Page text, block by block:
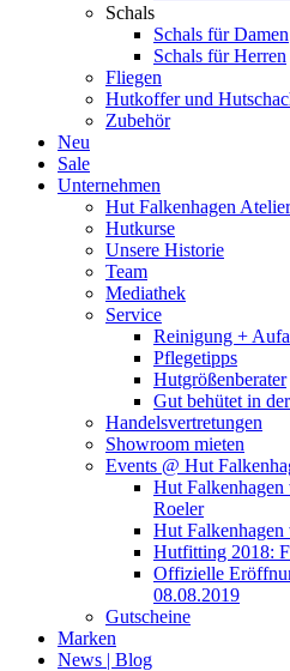
Schals
Schals für Damen
Schals für Herren
Fliegen
Hutkoffer und
Zubehör
Neu
Sale
Unternehmen
Hut Falkenhagen Atelier
Hutkurse
Unsere Historie
Team
Mediathek
Service
Reinigung +
Pflegetipps
Hutgrößenberater
Gut behütet in
Handelsvertretungen
Showroom mieten
Events @ Hut
Hut
Roeler
Hut
Hutfitting 2018:
Offizielle
08.08.2019
Gutscheine
Marken
News | Blog